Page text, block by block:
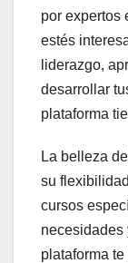
por expertos
estés
liderazgo,
desarrollar
plataforma
La belleza
su
cursos
necesidades
plataforma